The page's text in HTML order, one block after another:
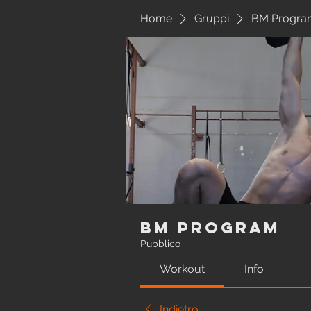
Home Gruppi BM
BM Program
Pubblico
Workout Info